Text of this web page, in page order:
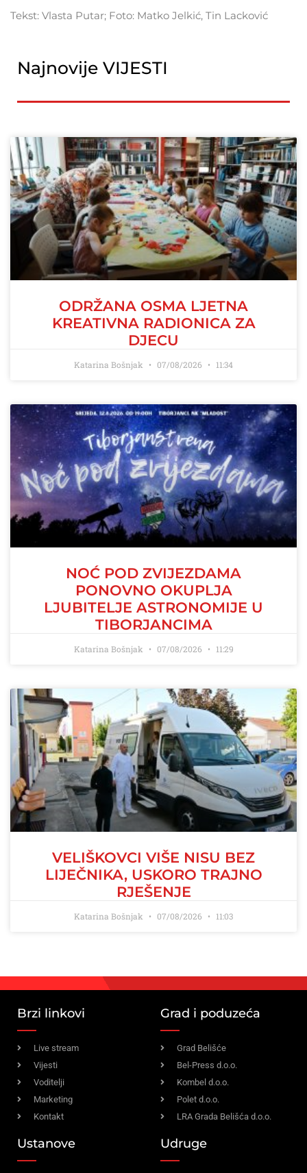
Tekst: Vlasta Putar; Foto: Matko Jelkić, Tin Lacković
Najnovije VIJESTI
ODRŽANA OSMA LJETNA
KREATIVNA RADIONICA ZA
DJECU
Katarina Bošnjak 07/08/2026 11:34
NOĆ POD ZVIJEZDAMA
PONOVNO OKUPLJA
LJUBITELJE ASTRONOMIJE U
TIBORJANCIMA
Katarina Bošnjak 07/08/2026 11:29
VELIŠKOVCI VIŠE NISU BEZ
LIJEČNIKA, USKORO TRAJNO
RJEŠENJE
Katarina Bošnjak 07/08/2026 11:03
Brzi linkovi
Live stream
Vijesti
Voditelji
Marketing
Kontakt
Grad i poduzeća
Grad Belišće
Bel-Press d.o.o.
Kombel d.o.o.
Polet d.o.o.
LRA Grada Belišća d.o.o.
Ustanove Udruge